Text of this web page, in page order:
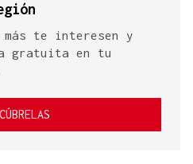
te interesen y
gratuita en tu